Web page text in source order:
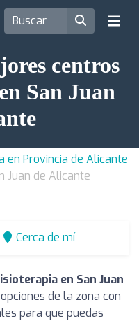
centros
San Juan
en Provincia de Alicante
Juan de Alicante
Cerca de mí
en San Juan
de la zona con
para que puedas